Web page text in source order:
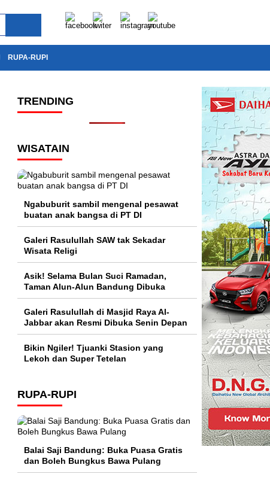
RUPA-RUPI
TRENDING
WISATAIN
Ngabuburit sambil mengenal pesawat
buatan anak bangsa di PT DI
Galeri Rasulullah SAW tak Sekadar
Wisata Religi
Asik! Selama Bulan Suci Ramadan,
Taman Alun-Alun Bandung Dibuka
Galeri Rasulullah di Masjid Raya Al-
Jabbar akan Resmi Dibuka Senin Depan
Bikin Ngiler! Tjuanki Stasion yang
Lekoh dan Super Tetelan
RUPA-RUPI
Balai Saji Bandung: Buka Puasa Gratis
dan Boleh Bungkus Bawa Pulang